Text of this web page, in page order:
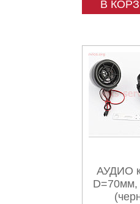
В
АУДИО
D=70мм,